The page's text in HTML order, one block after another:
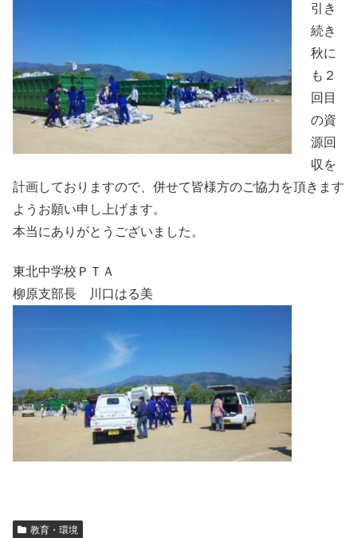
引き
続き
秋に
も２
回目
の資
源回
収を
計画しておりますので、併せて皆様方のご協力を頂きます
ようお願い申し上げます。
本当にありがとうございました。
東北中学校ＰＴＡ
柳原支部長 川口はる美
教育・環境